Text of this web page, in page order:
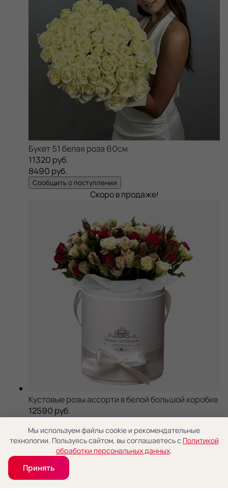
Букет 51 белая роза 60см
11320 руб.
8490 руб.
Сообщить о поступлении
Скоро в продаже!
Кустовые розы ассорти в белой большой коробке
12590 руб.
-15%
Мы используем файлы cookie и рекомендательные
технологии. Пользуясь сайтом, вы соглашаетесь с Политикой
обработки персональных данных.
Принять